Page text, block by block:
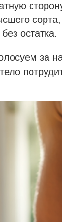
сорта,
остатка.
за